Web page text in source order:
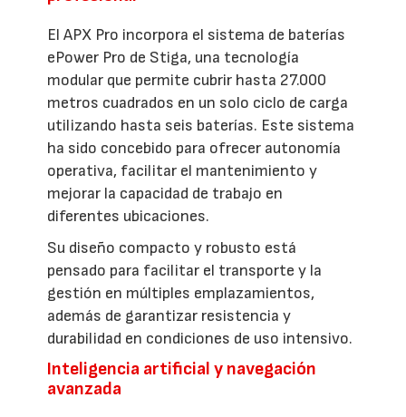
El APX Pro incorpora el sistema de baterías
ePower Pro de Stiga, una tecnología
modular que permite cubrir hasta 27.000
metros cuadrados en un solo ciclo de carga
utilizando hasta seis baterías. Este sistema
ha sido concebido para ofrecer autonomía
operativa, facilitar el mantenimiento y
mejorar la capacidad de trabajo en
diferentes ubicaciones.
Su diseño compacto y robusto está
pensado para facilitar el transporte y la
gestión en múltiples emplazamientos,
además de garantizar resistencia y
durabilidad en condiciones de uso intensivo.
Inteligencia artificial y navegación
avanzada